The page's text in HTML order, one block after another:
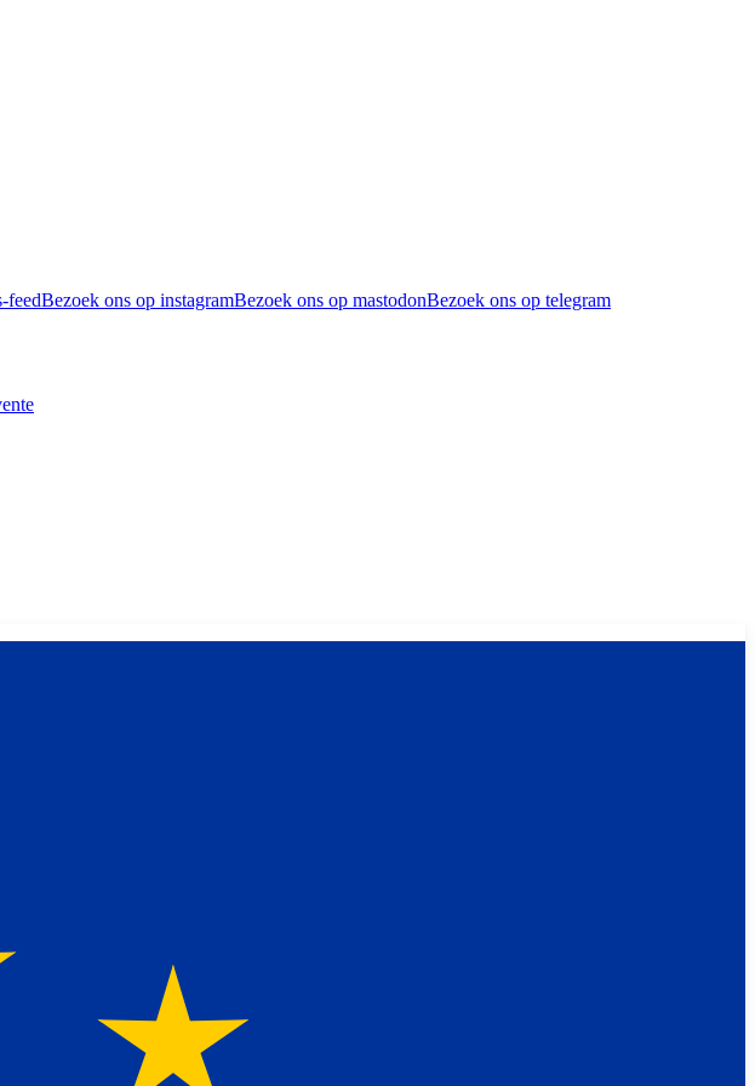
feedBezoek ons op instagramBezoek ons op mastodonBezoek ons op telegram